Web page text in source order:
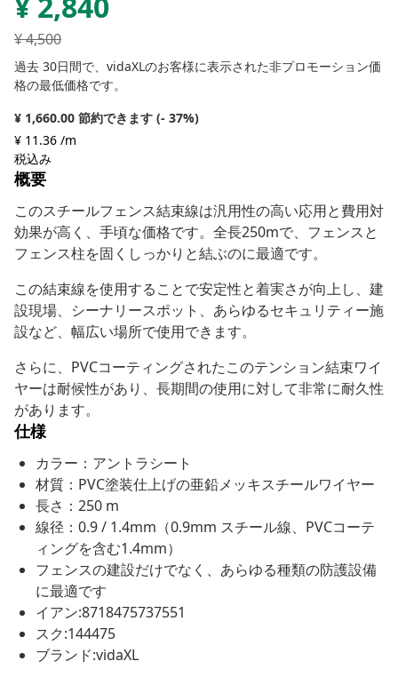
¥4,500
過去 30日間で、vidaXLのお客様に表示された非プロモーション価
格の最低価格です。
¥ 1,660.00 節約できます (- 37%)
¥ 11.36 /m
税込み
概要
このスチールフェンス結束線は汎用性の高い応用と費用対
効果が高く、手頃な価格です。全長250mで、フェンスと
フェンス柱を固くしっかりと結ぶのに最適です。
この結束線を使用することで安定性と着実さが向上し、建
設現場、シーナリースポット、あらゆるセキュリティー施
設など、幅広い場所で使用できます。
さらに、PVCコーティングされたこのテンション結束ワイ
ヤーは耐候性があり、長期間の使用に対して非常に耐久性
があります。
仕様
カラー：アントラシート
材質：PVC塗装仕上げの亜鉛メッキスチールワイヤー
長さ：250 m
線径：0.9 / 1.4mm（0.9mm スチール線、PVCコーテ
ィングを含む1.4mm）
フェンスの建設だけでなく、あらゆる種類の防護設備
に最適です
イアン:8718475737551
スク:144475
ブランド:vidaXL